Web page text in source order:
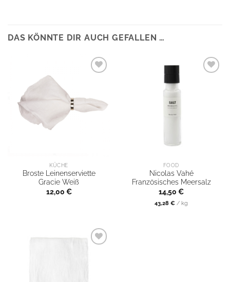
DAS KÖNNTE DIR AUCH GEFALLEN …
KÜCHE
Broste Leinenserviette
Gracie Weiß
12,00 €
FOOD
Nicolas Vahé
Französisches Meersalz
14,50 €
43,28 € / kg